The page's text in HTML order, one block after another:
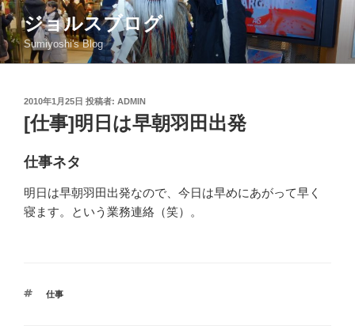
コ
ン
テ
ン
ジョルスブログ
Sumiyoshi's Blog
投
稿
日:
2010年1月25日 投稿者: ADMIN
[仕事]明日は早朝羽田出発
仕事ネタ
明日は早朝羽田出発なので、今日は早めにあがって早く
寝ます。という業務連絡（笑）。
タ
仕事